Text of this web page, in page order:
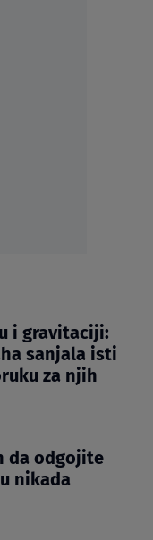
i gravitaciji:
sanjala isti
za njih
da odgojite
nikada